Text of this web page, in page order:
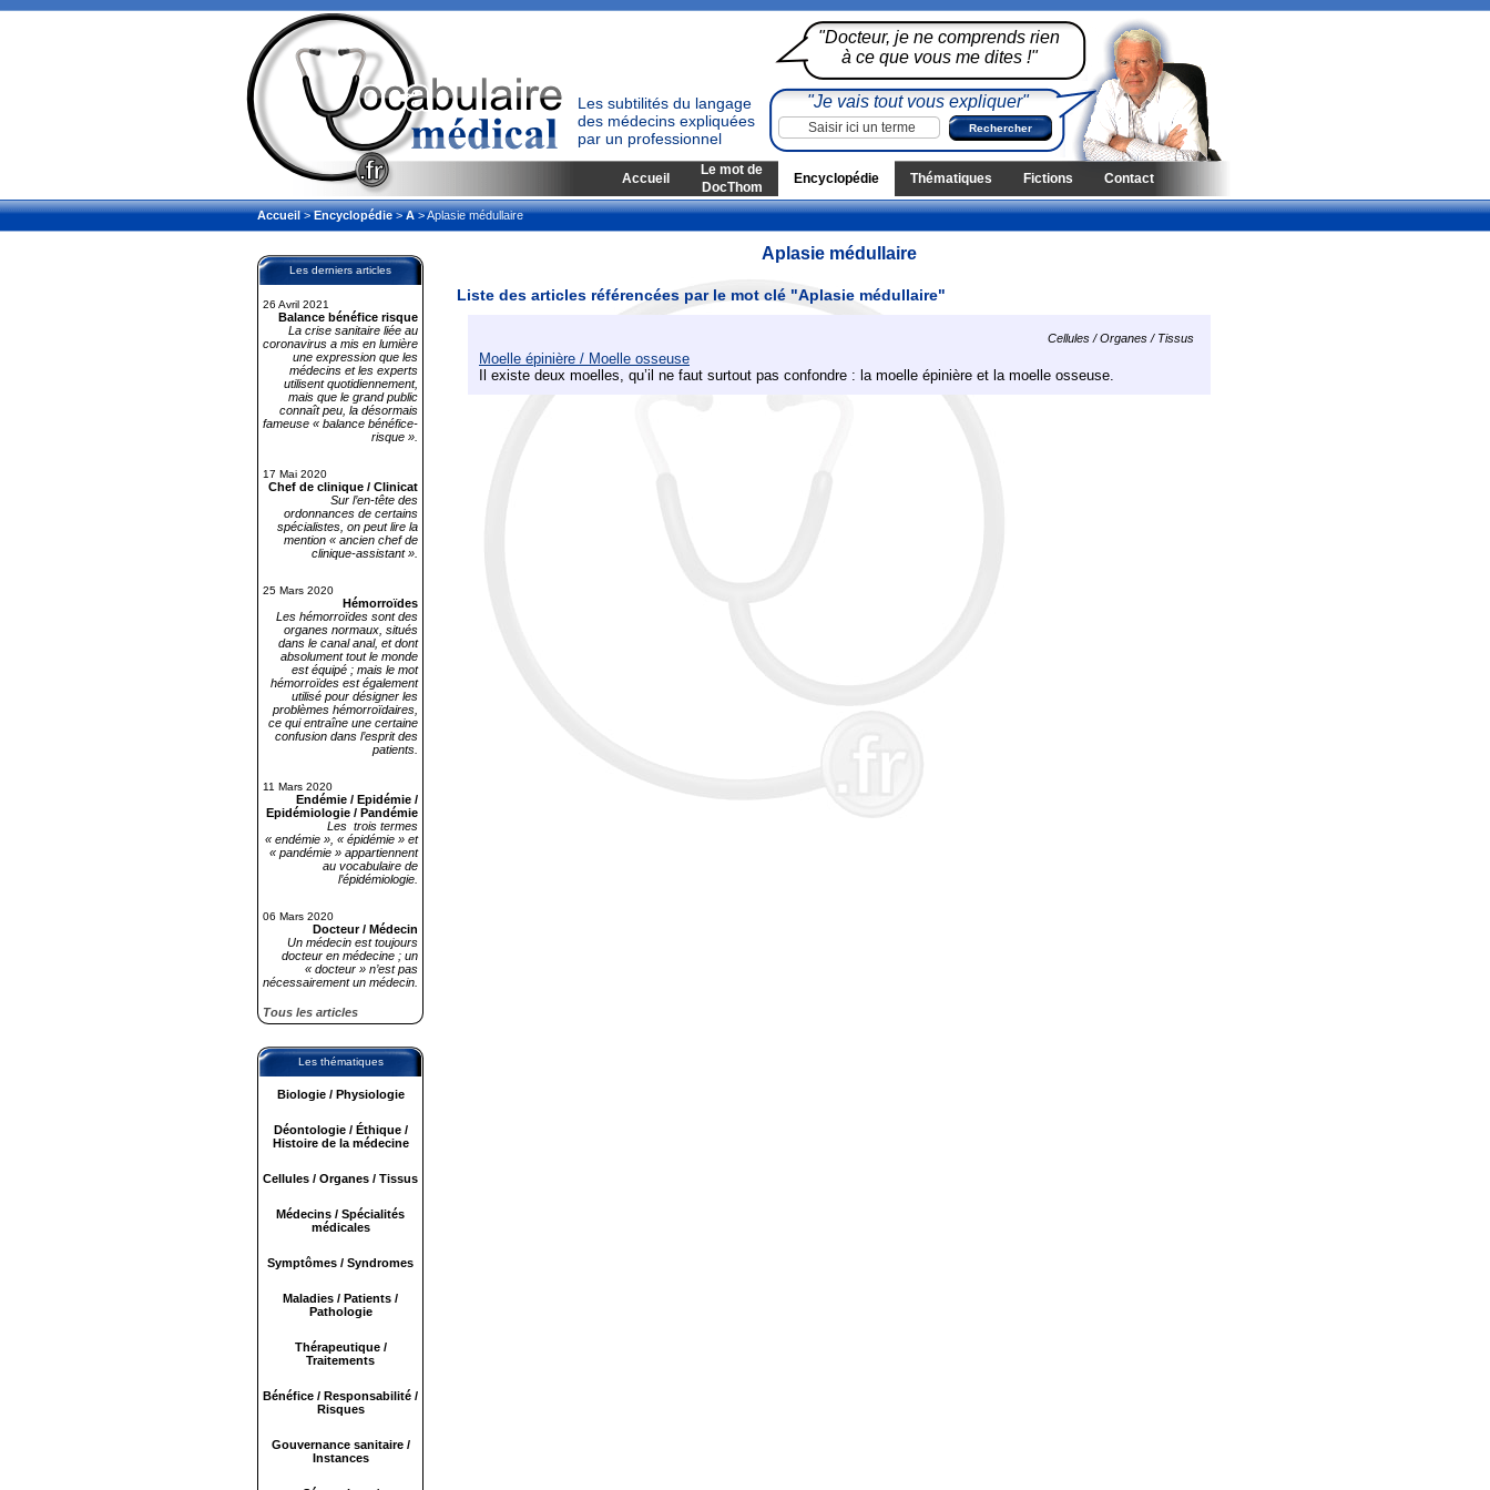
Les subtilités du langage
des médecins expliquées
par un professionnel
"Docteur, je ne comprends rien
à ce que vous me dites !"
"Je vais tout vous expliquer"
Accueil
Le mot de
DocThom
Encyclopédie Thématiques Fictions Contact
Accueil>Encyclopédie>A> Aplasie médullaire
Les derniers articles
26 Avril 2021
Balance bénéfice risque
La crise sanitaire liée au
coronavirus a mis en lumière
une expression que les
médecins et les experts
utilisent quotidiennement,
mais que le grand public
connaît peu, la désormais
fameuse « balance bénéfice-
risque ».
17 Mai 2020
Chef de clinique / Clinicat
Sur l’en-tête des
ordonnances de certains
spécialistes, on peut lire la
mention « ancien chef de
clinique-assistant ».
25 Mars 2020
Hémorroïdes
Les hémorroïdes sont des
organes normaux, situés
dans le canal anal, et dont
absolument tout le monde
est équipé ; mais le mot
hémorroïdes est également
utilisé pour désigner les
problèmes hémorroïdaires,
ce qui entraîne une certaine
confusion dans l’esprit des
patients.
11 Mars 2020
Endémie / Epidémie /
Epidémiologie / Pandémie
Les trois termes
« endémie », « épidémie » et
« pandémie » appartiennent
au vocabulaire de
l’épidémiologie.
06 Mars 2020
Docteur / Médecin
Un médecin est toujours
docteur en médecine ; un
« docteur » n’est pas
nécessairement un médecin.
Tous les articles
Les thématiques
Biologie / Physiologie
Déontologie / Éthique /
Histoire de la médecine
Cellules / Organes / Tissus
Médecins / Spécialités
médicales
Symptômes / Syndromes
Maladies / Patients /
Pathologie
Thérapeutique /
Traitements
Bénéfice / Responsabilité /
Risques
Gouvernance sanitaire /
Instances
Aplasie médullaire
Liste des articles référencées par le mot clé "Aplasie médullaire"
Cellules / Organes / Tissus
Moelle épinière / Moelle osseuse
Il existe deux moelles, qu’il ne faut surtout pas confondre : la moelle épinière et la moelle osseuse.